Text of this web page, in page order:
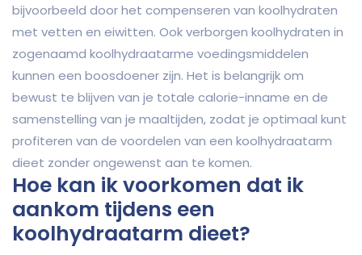
bijvoorbeeld door het compenseren van koolhydraten
met vetten en eiwitten. Ook verborgen koolhydraten in
zogenaamd koolhydraatarme voedingsmiddelen
kunnen een boosdoener zijn. Het is belangrijk om
bewust te blijven van je totale calorie-inname en de
samenstelling van je maaltijden, zodat je optimaal kunt
profiteren van de voordelen van een koolhydraatarm
dieet zonder ongewenst aan te komen.
Hoe kan ik voorkomen dat ik
aankom tijdens een
koolhydraatarm dieet?